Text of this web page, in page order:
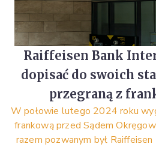
Raiffeisen Bank
dopisać do swoich
przegraną z
W połowie lutego 2024 roku
frankową przed Sądem
razem pozwanym był